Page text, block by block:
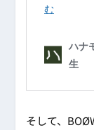
そして、